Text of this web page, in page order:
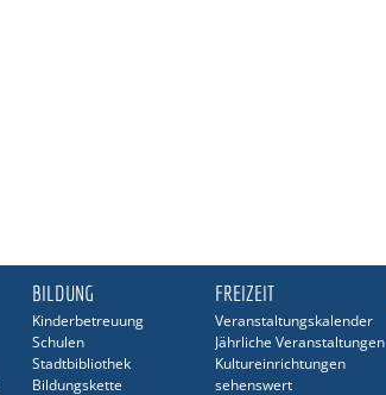
BILDUNG
Kinderbetreuung
Schulen
Stadtbibliothek
Bildungskette
FREIZEIT
Veranstaltungskalender
Jährliche Veranstaltungen
Kultureinrichtungen
sehenswert